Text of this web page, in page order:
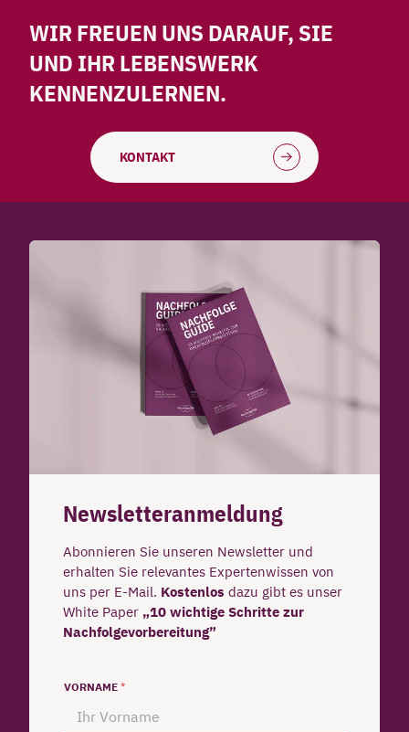
WIR FREUEN UNS DARAUF, SIE
UND IHR LEBENSWERK
KENNENZULERNEN.
KONTAKT
Newsletteranmeldung
Abonnieren Sie unseren Newsletter und
erhalten Sie relevantes Expertenwissen von
uns per E-Mail. Kostenlos dazu gibt es unser
White Paper „10 wichtige Schritte zur
Nachfolgevorbereitung”
VORNAME *